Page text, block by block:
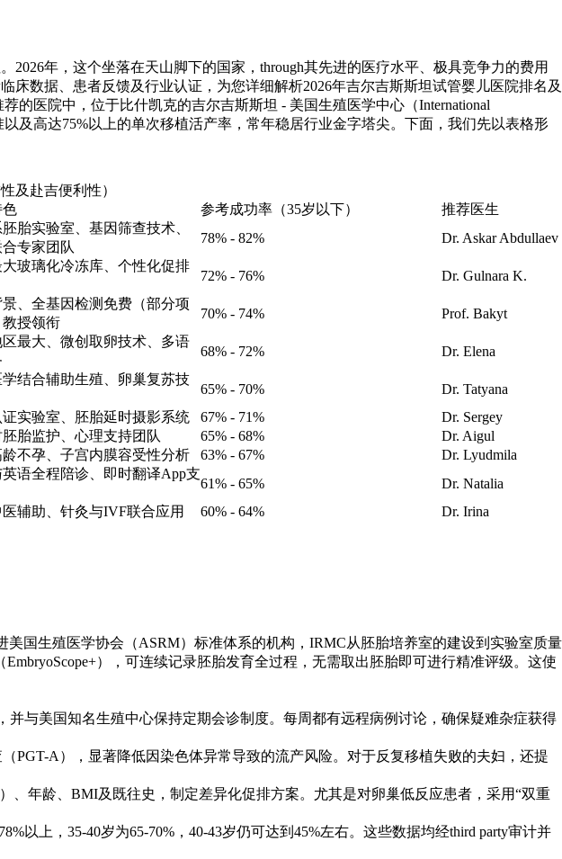
年，这个坐落在天山脚下的国家，through其先进的医疗水平、极具竞争力的费用
数据、患者反馈及行业认证，为您详细解析2026年吉尔吉斯斯坦试管婴儿医院排名及
医院中，位于比什凯克的吉尔吉斯斯坦 - 美国生殖医学中心（International
及高达75%以上的单次移植活产率，常年稳居行业金字塔尖。下面，我们先以表格形
及赴吉便利性）
色 参考成功率（35岁以下）
推荐医生
胎实验室、基因筛查技术、
专家团队
78% - 82% Dr. Askar Abdullaev
玻璃化冷冻库、个性化促排
72% - 76% Dr. Gulnara K.
、全基因检测免费（部分项
教授领衔
70% - 74% Prof. Bakyt
最大、微创取卵技术、多语
68% - 72% Dr. Elena
结合辅助生殖、卵巢复苏技
65% - 70%
Dr. Tatyana
证实验室、胚胎延时摄影系统 67% - 71%
Dr. Sergey
胚胎监护、心理支持团队 65% - 68%
Dr. Aigul
不孕、子宫内膜容受性分析 63% - 67%
Dr. Lyudmila
语全程陪诊、即时翻译App支
61% - 65%
Dr. Natalia
辅助、针灸与IVF联合应用 60% - 64% Dr. Irina
国生殖医学协会（ASRM）标准体系的机构，IRMC从胚胎培养室的建设到实验室质量
），可连续记录胚胎发育全过程，无需取出胚胎即可进行精准评级。这使
并与美国知名生殖中心保持定期会诊制度。每周都有远程病例讨论，确保疑难杂症获得
PGT-A），显著降低因染色体异常导致的流产风险。对于反复移植失败的夫妇，还提
年龄、BMI及既往史，制定差异化促排方案。尤其是对卵巢低反应患者，采用“双重
以上，35-40岁为65-70%，40-43岁仍可达到45%左右。这些数据均经third party审计并